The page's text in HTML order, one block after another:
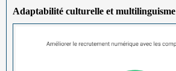
Adaptabilité culturelle et multilinguisme